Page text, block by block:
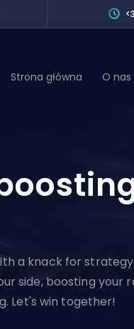
Division Boost
Placements
Coaching
Teammate
Strona główna O nas
a knack for strategy
side, boosting your
Let's win together!